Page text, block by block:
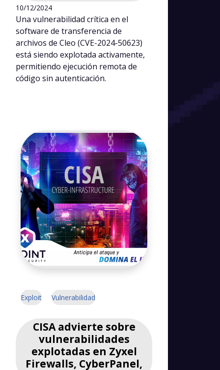
10/12/2024
Una vulnerabilidad crítica en el
software de transferencia de
archivos de Cleo (CVE-2024-50623)
está siendo explotada activamente,
permitiendo ejecución remota de
código sin autenticación.
Exploit Vulnerabilidad
CISA advierte sobre
vulnerabilidades
explotadas en Zyxel
Firewalls, CyberPanel,